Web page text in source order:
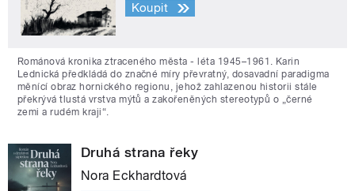
Koupit
Románová kronika ztraceného města - léta 1945–1961. Karin
Lednická předkládá do značné míry převratný, dosavadní paradigma
měnící obraz hornického regionu, jehož zahlazenou historii stále
překrývá tlustá vrstva mýtů a zakořeněných stereotypů o „černé
zemi a rudém kraji“.
Druhá strana řeky
Nora Eckhardtová